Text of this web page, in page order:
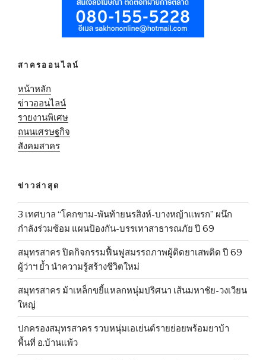
สาครออนไลน์
หน้าหลัก
ข่าวออนไลน์
รายงานพิเศษ
ถนนเศรษฐกิจ
สังคมสาคร
ข่าวล่าสุด
3 เทศบาล “โคกขาม-พันท้ายนรสิงห์-บางหญ้าแพรก” ผนึก
กำลังร่วมซ้อม แผนป้องกัน-บรรเทาสาธารณภัย ปี 69
สมุทรสาคร ปิดกิจกรรมฟื้นฟูสมรรถภาพผู้ติดยาเสพติด ปี 69
ผู้ว่าฯ ย้ำ นำความรู้สร้างชีวิตใหม่
สมุทรสาคร ม้าเหล็กขยี้แหลกหนุ่มปริศนา เส้นมหาชัย-วงเวียน
ใหญ่
ปกครองสมุทรสาคร รวบหนุ่มเอเย่นต์รายย่อยพร้อมยาบ้า
พื้นที่ อ.บ้านแพ้ว